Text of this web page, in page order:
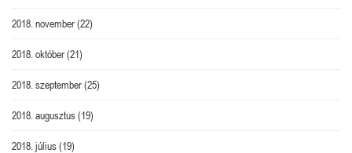
2018. november(22)
2018. október(21)
2018. szeptember(25)
2018. augusztus(19)
2018. július(19)